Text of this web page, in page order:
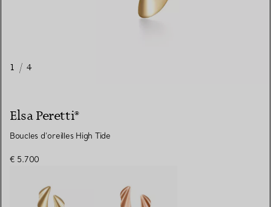
1 / 4
Elsa Peretti®
Boucles d’oreilles High Tide
€ 5.700